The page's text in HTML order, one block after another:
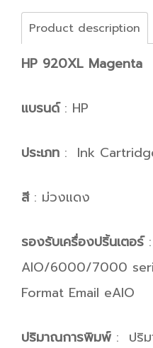
Product description
HP 920XL Magenta
แบรนด์: HP
ประเภท : Ink
สี: ม่วงแดง
รองรับเครื่องปริ้นเตอร์:
AIO/6000/7000
Format Email eAIO
ปริมาณการพิมพ์ : ปริ